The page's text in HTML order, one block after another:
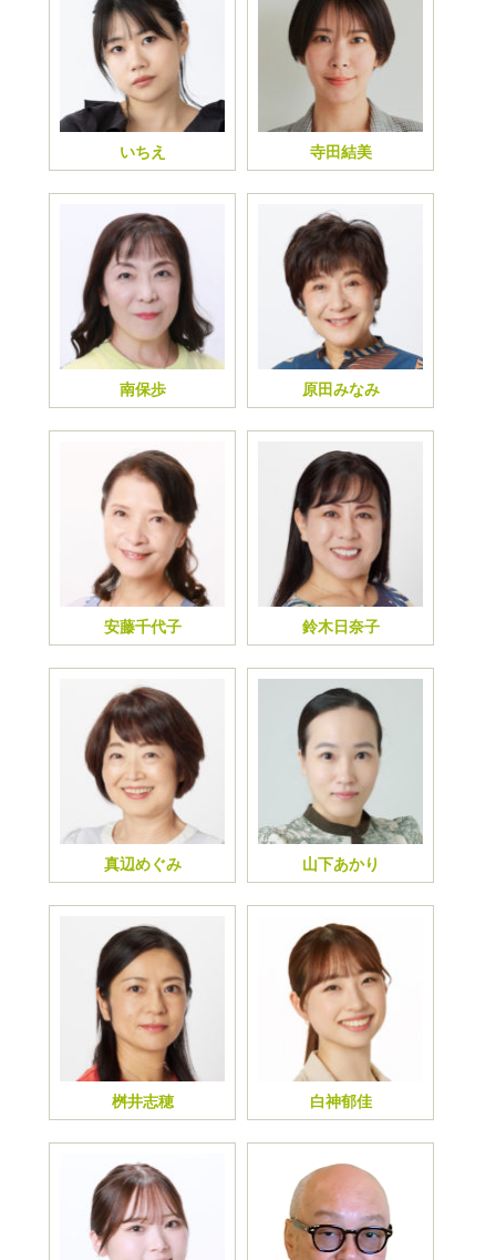
いちえ 寺田結美
南保歩 原田みなみ
安藤千代子 鈴木日奈子
真辺めぐみ 山下あかり
桝井志穂 白神郁佳